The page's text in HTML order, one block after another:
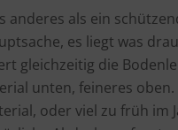
anderes als ein
es liegt was
gleichzeitig die
unten, feineres
oder viel zu früh im